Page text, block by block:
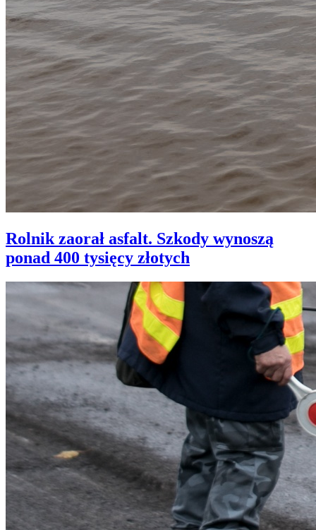
Rolnik zaorał asfalt. Szkody wynoszą
ponad 400 tysięcy złotych